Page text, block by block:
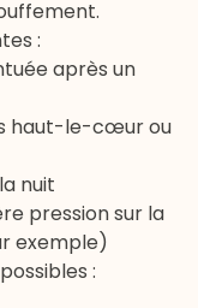
:
après un
haut-le-cœur ou
nuit
pression sur la
exemple)
: